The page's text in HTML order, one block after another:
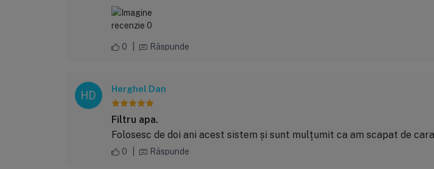
0 Răspunde
HD Herghel Dan
Filtru apa.
Folosesc de doi ani acest sistem și sunt mulțumit ca am scapat de
0 Răspunde